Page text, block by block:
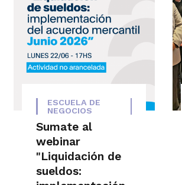
ESCUELA DE
NEGOCIOS
Sumate al
webinar
"Liquidación de
sueldos: